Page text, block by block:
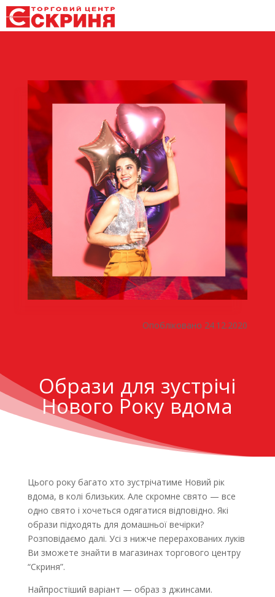
Опобліковано 24.12.2020
Образи для зустрічі
Нового Року вдома
Цього року багато хто зустрічатиме Новий рік
вдома, в колі близьких. Але скромне свято — все
одно свято і хочеться одягатися відповідно. Які
образи підходять для домашньої вечірки?
Розповідаємо далі. Усі з нижче перерахованих луків
Ви зможете знайти в магазинах торгового центру
“Скриня”.
Найпростіший варіант — образ з джинсами.